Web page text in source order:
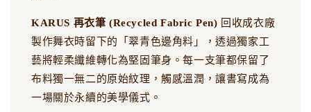
KARUS 再衣筆 (Recycled Fabric Pen) 回收成衣廠
製作舞衣時留下的「翠青色邊角料」，透過獨家工
藝將輕柔纖維轉化為堅固筆身。每一支筆都保留了
布料獨一無二的原始紋理，觸感溫潤，讓書寫成為
一場關於永續的美學儀式。